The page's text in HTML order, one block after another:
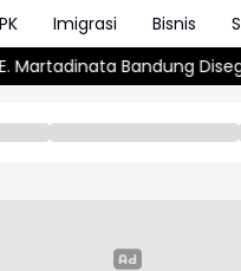
Imigrasi Bisnis
Disegel Ratusan Kilogram